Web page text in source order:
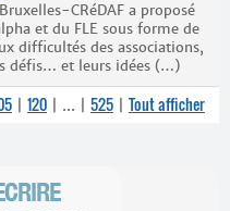
CRéDAF a proposé
et du FLE sous forme de
difficultés des associations,
défis… et leurs idées (…)
| 120| ... 525 Tout afficher